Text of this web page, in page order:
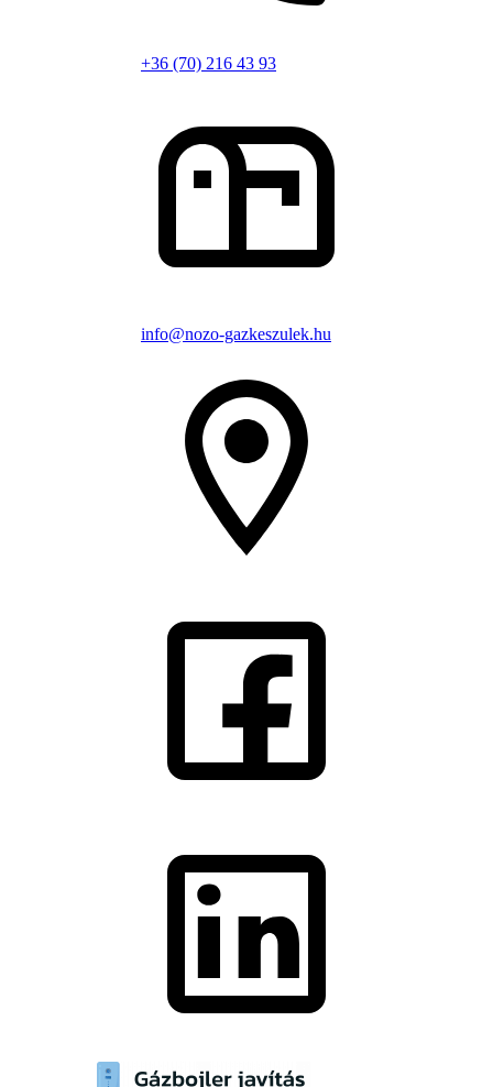
+36 (70) 216 43 93
info@nozo-gazkeszulek.hu